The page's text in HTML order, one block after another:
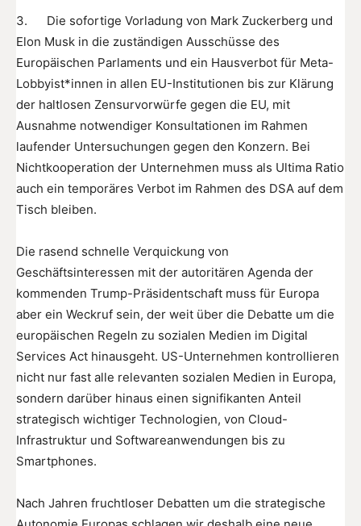
3. Die sofortige Vorladung von Mark Zuckerberg und
Elon Musk in die zuständigen Ausschüsse des
Europäischen Parlaments und ein Hausverbot für Meta-
Lobbyist*innen in allen EU-Institutionen bis zur Klärung
der haltlosen Zensurvorwürfe gegen die EU, mit
Ausnahme notwendiger Konsultationen im Rahmen
laufender Untersuchungen gegen den Konzern. Bei
Nichtkooperation der Unternehmen muss als Ultima Ratio
auch ein temporäres Verbot im Rahmen des DSA auf dem
Tisch bleiben.
Die rasend schnelle Verquickung von
Geschäftsinteressen mit der autoritären Agenda der
kommenden Trump-Präsidentschaft muss für Europa
aber ein Weckruf sein, der weit über die Debatte um die
europäischen Regeln zu sozialen Medien im Digital
Services Act hinausgeht. US-Unternehmen kontrollieren
nicht nur fast alle relevanten sozialen Medien in Europa,
sondern darüber hinaus einen signifikanten Anteil
strategisch wichtiger Technologien, von Cloud-
Infrastruktur und Softwareanwendungen bis zu
Smartphones.
Nach Jahren fruchtloser Debatten um die strategische